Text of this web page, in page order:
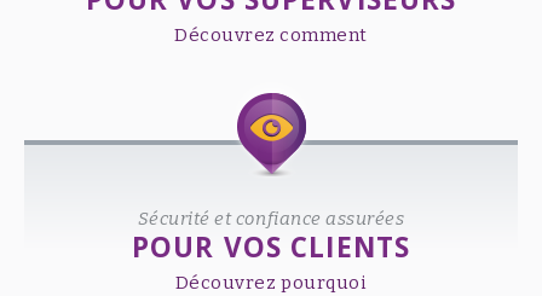
Découvrez comment
Sécurité et confiance assurées
POUR VOS CLIENTS
Découvrez pourquoi